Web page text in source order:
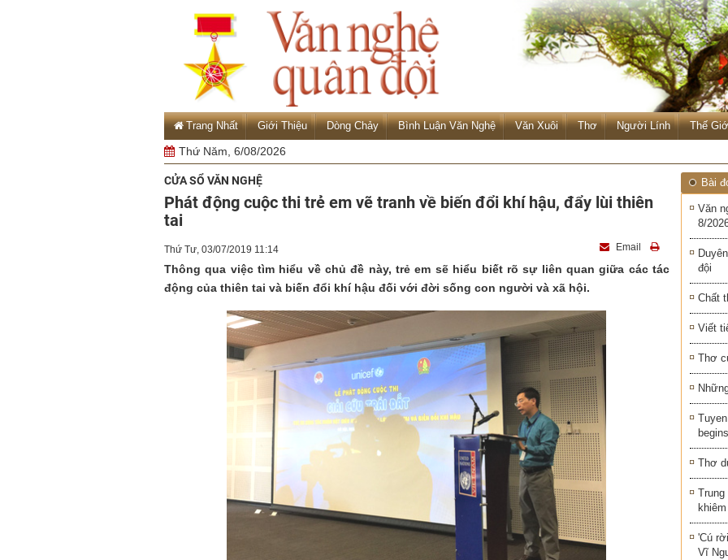
Trang Nhất Giới Thiệu Dòng Chảy Bình Luận Văn Nghệ Văn Xuôi Thơ Người Lính Thế
Thứ Năm, 6/08/2026
CỬA SỔ VĂN NGHỆ
Phát động cuộc thi trẻ em vẽ tranh về biến đổi khí hậu, đẩy lùi thiên
tai
Thứ Tư, 03/07/2019 11:14 Email
Thông qua việc tìm hiểu về chủ đề này, trẻ em sẽ hiểu biết rõ sự liên quan giữa các tác
động của thiên tai và biến đổi khí hậu đối với đời sống con người và xã hội.
Bài
Văn
8/
đội
Chất
Viết
Thơ
Thơ
'Cú
Vĩ